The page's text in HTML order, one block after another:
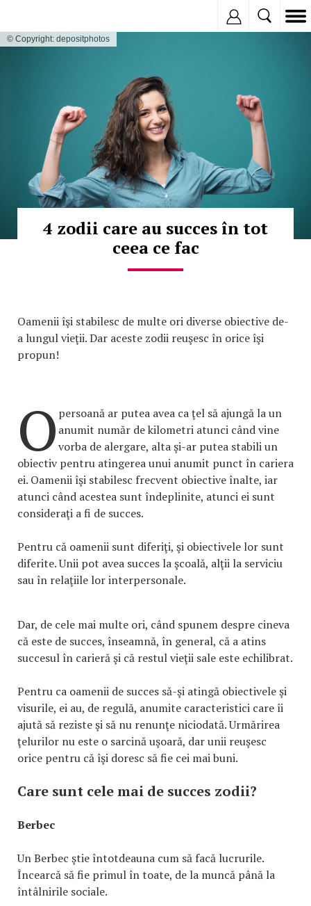
© Copyright: depositphotos
4 zodii care au succes în tot
ceea ce fac
Oamenii îşi stabilesc de multe ori diverse obiective de-
a lungul vieţii. Dar aceste zodii reuşesc în orice îşi
propun!
O persoană ar putea avea ca ţel să ajungă la un
anumit număr de kilometri atunci când vine
vorba de alergare, alta şi-ar putea stabili un
obiectiv pentru atingerea unui anumit punct în cariera
ei. Oamenii îşi stabilesc frecvent obiective înalte, iar
atunci când acestea sunt îndeplinite, atunci ei sunt
consideraţi a fi de succes.
Pentru că oamenii sunt diferiţi, şi obiectivele lor sunt
diferite. Unii pot avea succes la şcoală, alţii la serviciu
sau în relaţiile lor interpersonale.
Dar, de cele mai multe ori, când spunem despre cineva
că este de succes, înseamnă, în general, că a atins
succesul în carieră şi că restul vieţii sale este echilibrat.
Pentru ca oamenii de succes să-şi atingă obiectivele şi
visurile, ei au, de regulă, anumite caracteristici care îi
ajută să reziste şi să nu renunţe niciodată. Urmărirea
ţelurilor nu este o sarcină uşoară, dar unii reuşesc
orice pentru că îşi doresc să fie cei mai buni.
Care sunt cele mai de succes zodii?
Berbec
Un Berbec ştie întotdeauna cum să facă lucrurile.
Încearcă să fie primul în toate, de la muncă până la
întâlnirile sociale.